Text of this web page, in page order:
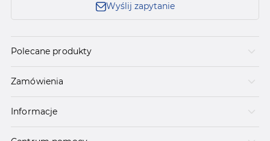
Wyślij zapytanie
Polecane produkty
Zamówienia
Informacje